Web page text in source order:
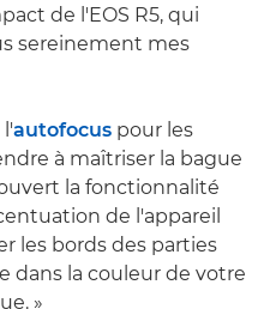
de l'EOS R5, qui
sereinement mes
autofocus pour les
à maîtriser la bague
la fonctionnalité
de l'appareil
les bords des parties
dans la couleur de votre
»